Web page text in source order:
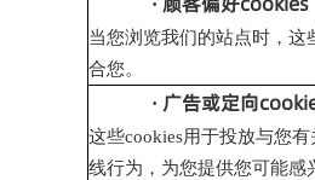
·
当您浏览我们的站点时，这
合您。
· 广告或定向
这些cookies用于投放与您
线行为，为您提供您可能感